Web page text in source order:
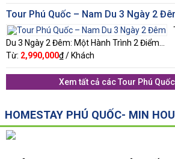
Tour Phú Quốc – Nam Du 3 Ngày 2
Du 3 Ngày 2 Đêm: Một Hành Trình 2 Điểm...
Từ: 2,990,000₫ / Khách
Xem tất cả cácTour Phú
HOMESTAY PHÚ QUỐC- MIN